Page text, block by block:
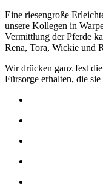
Eine riesengroße
unsere Kollegen in
Vermittlung der Pferde
Rena, Tora, Wickie und
Wir drücken ganz fest
Fürsorge erhalten, die